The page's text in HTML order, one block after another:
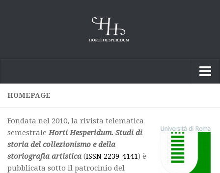
Homepage
Biblioteca
Rivista
Collane
HOMEPAGE
Fondata nel 2010, la rivista telematica
semestraleHorti Hesperidum. Studi di
storia del collezionismo e della
storiografia artistica (ISSN 2239-4141) è
pubblicata sotto il patrocinio del